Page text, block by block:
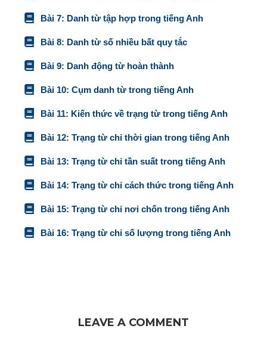
Bài 7: Danh từ tập hợp trong tiếng Anh
Bài 8: Danh từ số nhiều bất quy tắc
Bài 9: Danh động từ hoàn thành
Bài 10: Cụm danh từ trong tiếng Anh
Bài 11: Kiến thức về trạng từ trong tiếng Anh
Bài 12: Trạng từ chỉ thời gian trong tiếng Anh
Bài 13: Trạng từ chỉ tần suất trong tiếng Anh
Bài 14: Trạng từ chỉ cách thức trong tiếng Anh
Bài 15: Trạng từ chỉ nơi chốn trong tiếng Anh
Bài 16: Trạng từ chỉ số lượng trong tiếng Anh
LEAVE A COMMENT